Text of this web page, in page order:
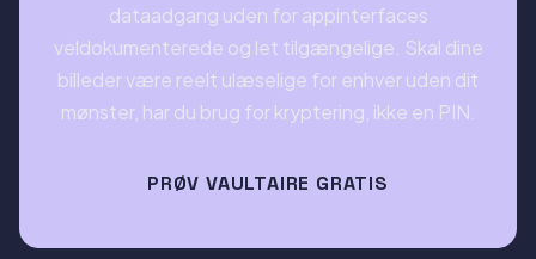
dataadgang uden for appinterfaces
veldokumenterede og let tilgængelige. Skal dine
billeder være reelt ulæselige for enhver uden dit
mønster, har du brug for kryptering, ikke en PIN.
PRØV VAULTAIRE GRATIS